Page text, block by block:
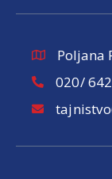
Poljana
020/